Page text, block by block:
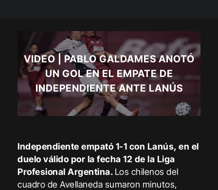
VIDEO | PABLO GALDAMES ANOTÓ
UN GOL EN EL EMPATE DE
INDEPENDIENTE ANTE LANÚS
Independiente empató 1-1 con Lanús, en el
duelo válido por la fecha 12 de la Liga
Profesional Argentina. Los chilenos del
cuadro de Avellaneda sumaron minutos,